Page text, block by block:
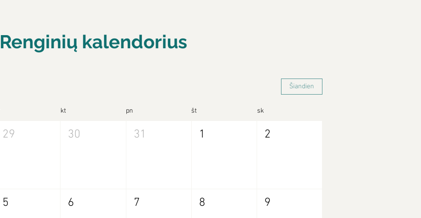
Renginių kalendorius
Šiandien
kt pn št sk
29 30 31 1 2
5 6 7 8 9